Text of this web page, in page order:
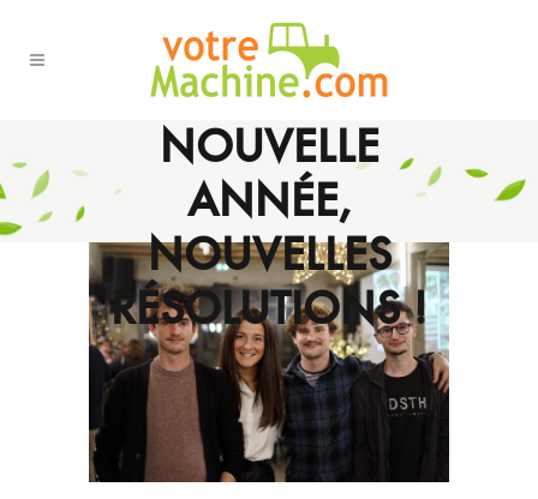
NOUVELLE
ANNÉE,
NOUVELLES
RÉSOLUTIONS !